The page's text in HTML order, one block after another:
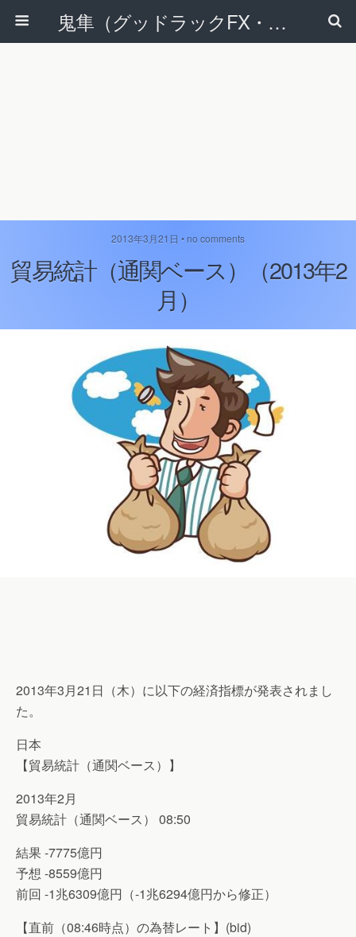
鬼隼（グッドラックFX・改）
2013年3月21日 • no comments
貿易統計（通関ベース）（2013年2
月）
2013年3月21日（木）に以下の経済指標が発表されまし
た。
日本
【貿易統計（通関ベース）】
2013年2月
貿易統計（通関ベース） 08:50
結果 -7775億円
予想 -8559億円
前回 -1兆6309億円（-1兆6294億円から修正）
【直前（08:46時点）の為替レート】(bid)